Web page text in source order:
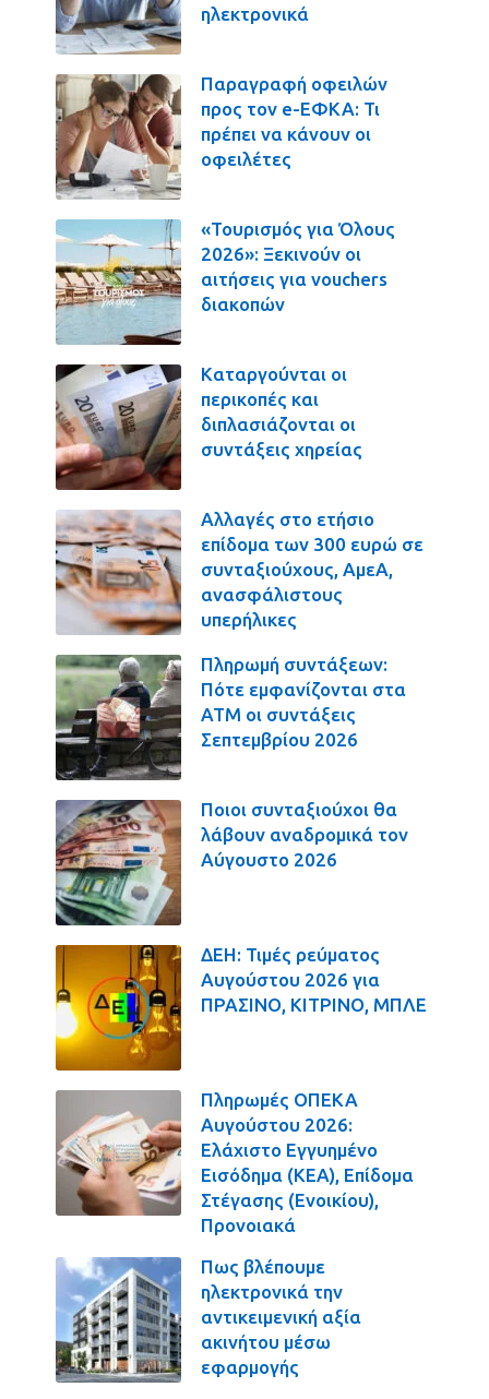
ηλεκτρονικά
Παραγραφή οφειλών
προς τον e-ΕΦΚΑ: Τι
πρέπει να κάνουν οι
οφειλέτες
«Τουρισμός για Όλους
2026»: Ξεκινούν οι
αιτήσεις για vouchers
διακοπών
Καταργούνται οι
περικοπές και
διπλασιάζονται οι
συντάξεις χηρείας
Αλλαγές στο ετήσιο
επίδομα των 300 ευρώ σε
συνταξιούχους, ΑμεΑ,
ανασφάλιστους
υπερήλικες
Πληρωμή συντάξεων:
Πότε εμφανίζονται στα
ΑΤΜ οι συντάξεις
Σεπτεμβρίου 2026
Ποιοι συνταξιούχοι θα
λάβουν αναδρομικά τον
Αύγουστο 2026
ΔΕΗ: Τιμές ρεύματος
Αυγούστου 2026 για
ΠΡΑΣΙΝΟ, ΚΙΤΡΙΝΟ, ΜΠΛΕ
Πληρωμές ΟΠΕΚΑ
Αυγούστου 2026:
Ελάχιστο Εγγυημένο
Εισόδημα (ΚΕΑ), Επίδομα
Στέγασης (Ενοικίου),
Προνοιακά
Πως βλέπουμε
ηλεκτρονικά την
αντικειμενική αξία
ακινήτου μέσω
εφαρμογής